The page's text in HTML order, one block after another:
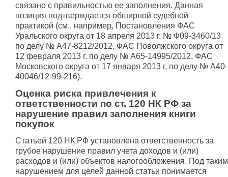
связано с правильностью ее заполнения. Данная
позиция подтверждается обширной судебной
практикой (см., например, Постановления ФАС
Уральского округа от 18 апреля 2013 г. № Ф09-3460/13
по делу № А47-8212/2012, ФАС Поволжского округа от
12 февраля 2013 г. по делу № А65-14995/2012, ФАС
Московского округа от 17 января 2013 г. по делу № А40-
40046/12-99-216).
Оценка риска привлечения к
ответственности по ст. 120 НК РФ за
нарушение правил заполнения книги
покупок
Статьей 120 НК РФ установлена ответственность за
грубое нарушение правил учета доходов и (или)
расходов и (или) объектов налогообложения. Под таким
нарушением для целей данной статьи понимается